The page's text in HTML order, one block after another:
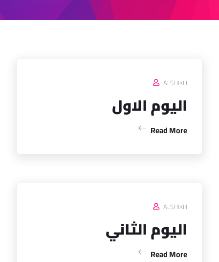
ALSHIKH
اليوم الاول
Read More
ALSHIKH
اليوم الثاني
Read More